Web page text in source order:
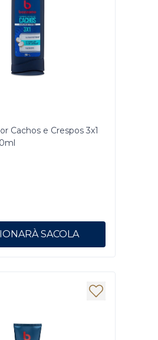
Cachos e Crespos 3x1